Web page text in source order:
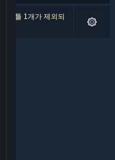
이틀 1개가 제외되